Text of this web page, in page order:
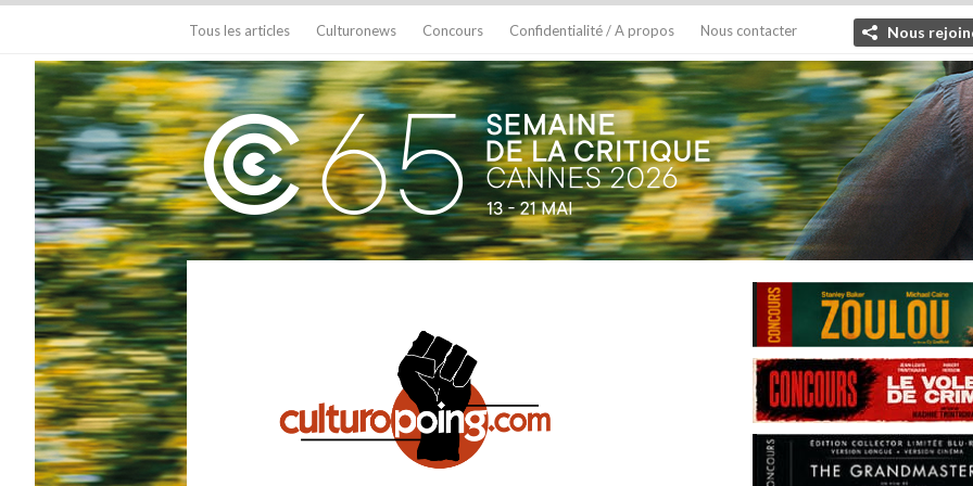
Tous les articles Culturonews Concours Confidentialité / A propos Nous contacter Nous